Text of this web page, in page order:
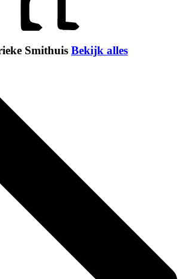
Smithuis Bekijk alles